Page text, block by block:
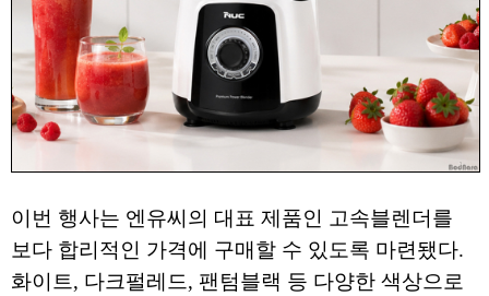
이번 행사는 엔유씨의 대표 제품인 고속블렌더를
보다 합리적인 가격에 구매할 수 있도록 마련됐다.
화이트, 다크펄레드, 팬텀블랙 등 다양한 색상으로